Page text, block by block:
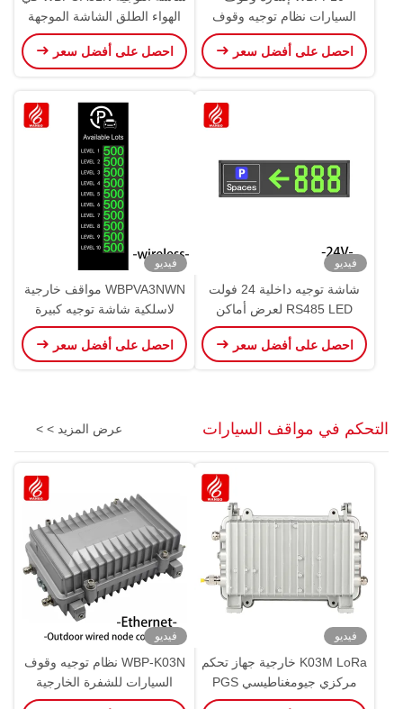
السيارات نظام توجيه وقوف
السيارات PGS P10 شاشة
وحدات شاشة LED
احصل على أفضل سعر
الهواء الطلق الشاشة الموجهة
بالأسلاك وحدة القيادة العصابة
IP65
احصل على أفضل سعر
فيديو
شاشة توجيه داخلية 24 فولت
RS485 LED لعرض أماكن
وقوف السيارات IA31 لافتات
مواقف السيارات
احصل على أفضل سعر
فيديو
WBPVA3NWN مواقف خارجية
لاسلكية شاشة توجيه كبيرة
OEM ODM
احصل على أفضل سعر
التحكم في مواقف السيارات عرض المزيد > >
فيديو
K03M LoRa خارجية جهاز تحكم
مركزي جيومغناطيسي PGS
فيديو
WBP-K03N نظام توجيه وقوف
السيارات للشفرة الخارجية
PGS RS485